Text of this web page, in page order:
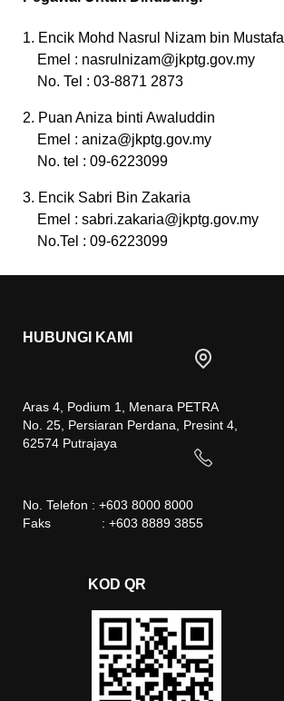
1. Encik Mohd Nasrul Nizam bin Mustafa
Emel : nasrulnizam@jkptg.gov.my
No. Tel : 03-8871 2873
2. Puan Aniza binti Awaluddin
Emel : aniza@jkptg.gov.my
No. tel : 09-6223099
3. Encik Sabri Bin Zakaria
Emel : sabri.zakaria@jkptg.gov.my
No.Tel : 09-6223099
HUBUNGI KAMI
Aras 4, Podium 1, Menara PETRA
No. 25, Persiaran Perdana, Presint 4,
62574 Putrajaya
No. Telefon : +603 8000 8000
Faks : +603 8889 3855
KOD QR